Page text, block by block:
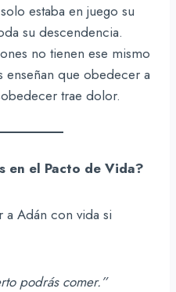
estaba en juego su
su descendencia.
no tienen ese mismo
enseñan que obedecer a
trae dolor.
en el Pacto de Vida?
a Adán con vida si
podrás comer.”